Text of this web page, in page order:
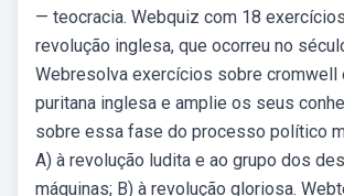
— teocracia. Webquiz com 18
revolução inglesa, que ocorreu no
Webresolva exercícios sobre cromwell
puritana inglesa e amplie os seus
sobre essa fase do processo político
A) à revolução ludita e ao grupo dos
máquinas; B) à revolução gloriosa.